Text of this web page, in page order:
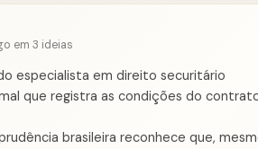
em 3 ideias
especialista em direito securitário
que registra as condições do
brasileira reconhece que,